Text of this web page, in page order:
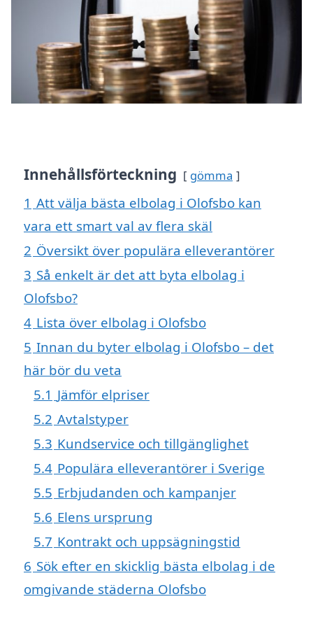
Innehållsförteckning gömma
1 Att välja bästa elbolag i Olofsbo kan
vara ett smart val av flera skäl
2 Översikt över populära elleverantörer
3 Så enkelt är det att byta elbolag i
Olofsbo?
4 Lista över elbolag i Olofsbo
5 Innan du byter elbolag i Olofsbo – det
här bör du veta
5.1 Jämför elpriser
5.2 Avtalstyper
5.3 Kundservice och tillgänglighet
5.4 Populära elleverantörer i Sverige
5.5 Erbjudanden och kampanjer
5.6 Elens ursprung
5.7 Kontrakt och uppsägningstid
6 Sök efter en skicklig bästa elbolag i de
omgivande städerna Olofsbo